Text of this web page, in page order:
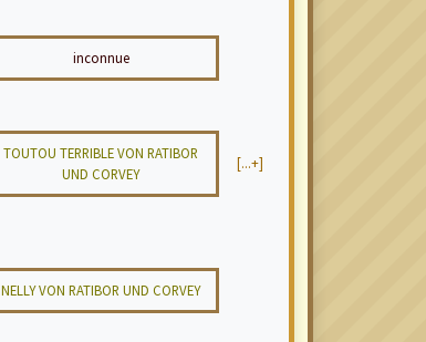
inconnue
TOUTOU TERRIBLE VON RATIBOR
UND CORVEY
[...+]
NELLY VON RATIBOR UND CORVEY